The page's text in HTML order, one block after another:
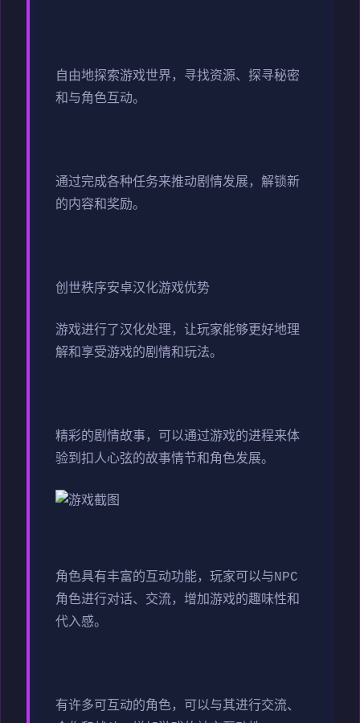
自由地探索游戏世界，寻找资源、探寻秘密
和与角色互动。
通过完成各种任务来推动剧情发展，解锁新
的内容和奖励。
创世秩序安卓汉化游戏优势
游戏进行了汉化处理，让玩家能够更好地理
解和享受游戏的剧情和玩法。
精彩的剧情故事，可以通过游戏的进程来体
验到扣人心弦的故事情节和角色发展。
角色具有丰富的互动功能，玩家可以与NPC
角色进行对话、交流，增加游戏的趣味性和
代入感。
有许多可互动的角色，可以与其进行交流、